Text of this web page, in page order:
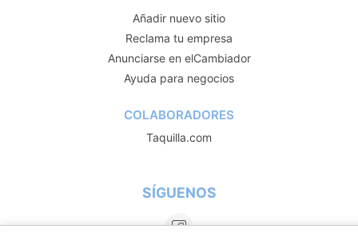
Añadir nuevo sitio
Reclama tu empresa
Anunciarse en elCambiador
Ayuda para negocios
COLABORADORES
Taquilla.com
SÍGUENOS